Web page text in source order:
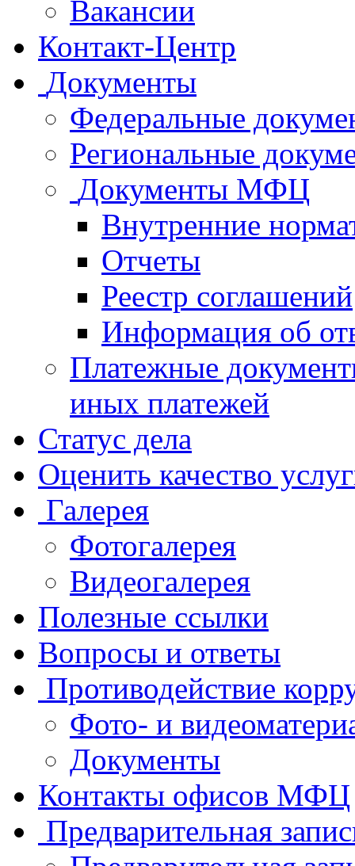
Вакансии
Контакт-Центр
Документы
Федеральные
Региональные
Документы МФЦ
Внутренние
Отчеты
Реестр соглашений
Информация об
Платежные
иных платежей
Статус дела
Оценить качество
Галерея
Фотогалерея
Видеогалерея
Полезные ссылки
Вопросы и ответы
Противодействие
Фото- и
Документы
Контакты офисов МФЦ
Предварительная